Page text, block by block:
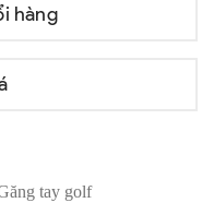
hàng
tay golf